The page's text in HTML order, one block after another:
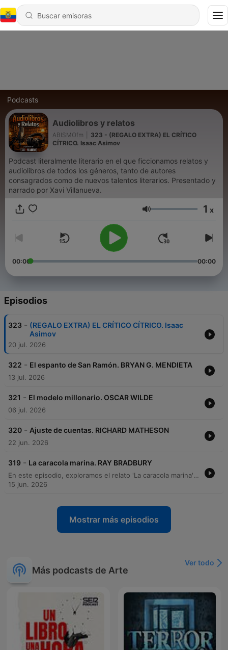
Podcasts
Audiolibros y relatos
ABISMOfm
323 - (REGALO EXTRA) EL CRÍTICO
CÍTRICO. Isaac Asimov
Podcast literalmente literario en el que ficcionamos relatos y
audiolibros de todos los géneros, tanto de autores
consagrados como de nuevos talentos literarios. Presentado y
narrado por Xavi Villanueva.
Volumen 1 x
00:00 00:00
Episodios
323 - (REGALO EXTRA) EL CRÍTICO CÍTRICO. Isaac
Asimov
20 jul. 2026
322 - El espanto de San Ramón. BRYAN G. MENDIETA
13 jul. 2026
321 - El modelo millonario. OSCAR WILDE
06 jul. 2026
320 - Ajuste de cuentas. RICHARD MATHESON
22 jun. 2026
319 - La caracola marina. RAY BRADBURY
En este episodio, exploramos el relato 'La caracola marina' de Ray Bradbury. Tras una breve introducción a la vida y obra del autor, nos adentramos en la historia de Johnny, un niño enfermo que encuentra en una caracola un portal sensorial hacia el océano. A través del sonido de la caracola, Johnny experimenta la inmensidad del mar, una aventura que trasciende su encierro. El relato culmina cuando su madre, al descubrir el objeto, se ve envuelta en la misma conexión sensorial y profunda con el océano.
15 jun. 2026
Mostrar más episodios
Más podcasts de Arte
Ver todo